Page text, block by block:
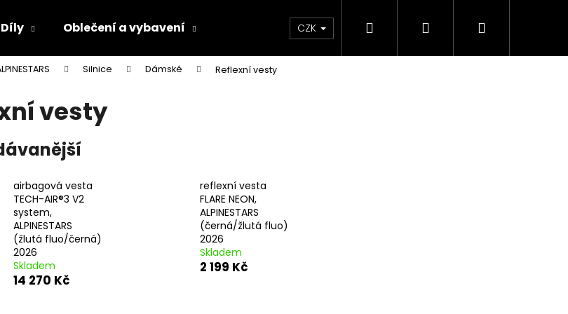
Oblečení a vybavení Oleje & Maziva Příslušenství Dárkové
CZK Hledat PřihlášeníNákupní
Silnice Dámské Reflexní vesty
vesty
airbagová vesta
TECH-AIR®3 V2
system,
ALPINESTARS
(žlutá fluo/černá)
2026
Skladem
14 270 Kč
reflexní vesta
FLARE NEON,
ALPINESTARS
(černá/žlutá fluo)
2026
Skladem
2 199 Kč
najít?